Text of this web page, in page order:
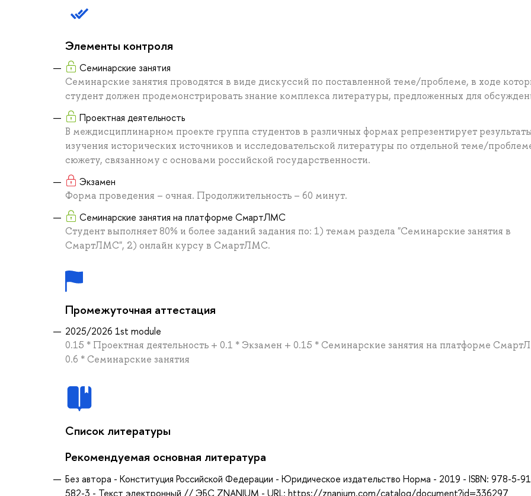
Элементы контроля
Семинарские занятия
Семинарские занятия проводятся в виде дискуссий по поставленной теме/проблеме, в ходе
студент должен продемонстрировать знание комплекса литературы, предложенных для
Проектная деятельность
В междисциплинарном проекте группа студентов в различных формах репрезентирует
изучения исторических источников и исследовательской литературы по отдельной теме/
сюжету, связанному с основами российской государственности.
Экзамен
Форма проведения – очная. Продолжительность – 60 минут.
Семинарские занятия на платформе СмартЛМС
Студент выполняет 80% и более заданий задания по: 1) темам раздела "Семинарские занятия в
СмартЛМС", 2) онлайн курсу в СмартЛМС.
Промежуточная аттестация
2025/2026 1st module
0.15 * Проектная деятельность + 0.1 * Экзамен + 0.15 * Семинарские занятия на платформе
0.6 * Семинарские занятия
Список литературы
Рекомендуемая основная литература
Без автора - Конституция Российской Федерации - Юридическое издательство Норма - 2019 - ISBN: 978-5-
582-3 - Текст электронный // ЭБС ZNANIUM - URL: https://znanium.com/catalog/document?id=336297